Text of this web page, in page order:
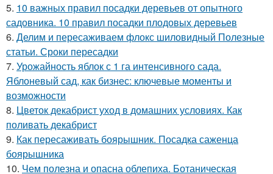
5. 10 важных правил посадки деревьев от опытного
садовника. 10 правил посадки плодовых деревьев
6. Делим и пересаживаем флокс шиловидный Полезные
статьи. Сроки пересадки
7. Урожайность яблок с 1 га интенсивного сада.
Яблоневый сад, как бизнес: ключевые моменты и
возможности
8. Цветок декабрист уход в домашних условиях. Как
поливать декабрист
9. Как пересаживать боярышник. Посадка саженца
боярышника
10. Чем полезна и опасна облепиха. Ботаническая